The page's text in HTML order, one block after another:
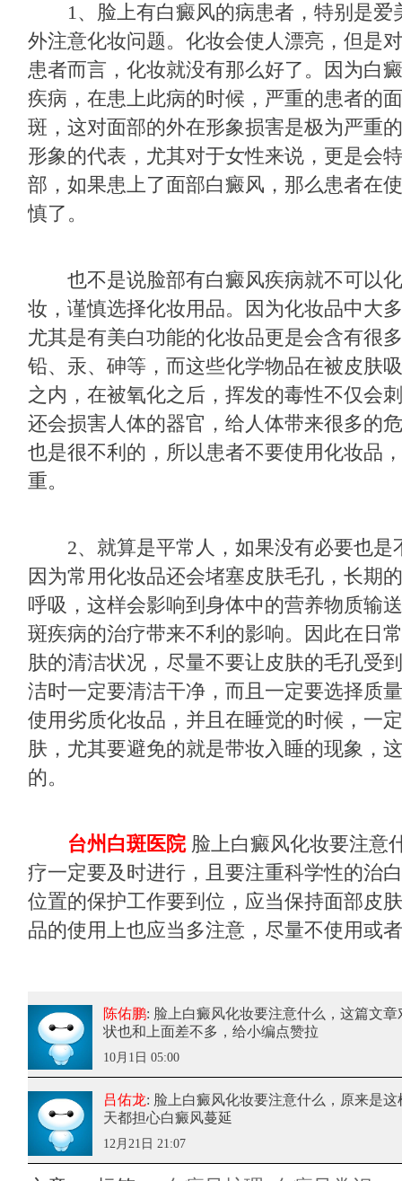
1、脸上有白癜风的病患者，特别是爱
外注意化妆问题。化妆会使人漂亮，但是
患者而言，化妆就没有那么好了。因为白
疾病，在患上此病的时候，严重的患者的
斑，这对面部的外在形象损害是极为严重
形象的代表，尤其对于女性来说，更是会
部，如果患上了面部白癜风，那么患者在
慎了。
也不是说脸部有白癜风疾病就不可以化
妆，谨慎选择化妆用品。因为化妆品中大
尤其是有美白功能的化妆品更是会含有很
铅、汞、砷等，而这些化学物品在被皮肤
之内，在被氧化之后，挥发的毒性不仅会
还会损害人体的器官，给人体带来很多的
也是很不利的，所以患者不要使用化妆品
重。
2、就算是平常人，如果没有必要也是
因为常用化妆品还会堵塞皮肤毛孔，长期
呼吸，这样会影响到身体中的营养物质输
斑疾病的治疗带来不利的影响。因此在日
肤的清洁状况，尽量不要让皮肤的毛孔受
洁时一定要清洁干净，而且一定要选择质
使用劣质化妆品，并且在睡觉的时候，一
肤，尤其要避免的就是带妆入睡的现象，
的。
台州白斑医院脸上白癜风化妆要注意
疗一定要及时进行，且要注重科学性的治
位置的保护工作要到位，应当保持面部皮
品的使用上也应当多注意，尽量不使用或
陈佑鹏: 脸上白癜风化妆要注意什么 ，这篇文
状也和上面差不多，给小编点赞拉
10月1日 05:00
吕佑龙: 脸上白癜风化妆要注意什么 ，原来是
天都担心白癜风蔓延
12月21日 21:07